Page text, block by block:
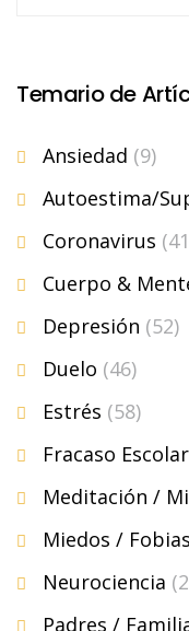
Temario de
Ansiedad (9)
Autoestima/
Coronavirus
Cuerpo &
Depresión (52)
Duelo (46)
Estrés (58)
Fracaso Escolar
Meditación /
Miedos / Fobias
Neurociencia
Padres /